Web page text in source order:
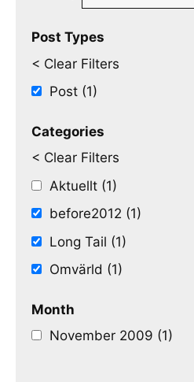
Post Types
< Clear Filters
Post (1)
Categories
< Clear Filters
Aktuellt (1)
before2012 (1)
Long Tail (1)
Omvärld (1)
Month
November 2009 (1)